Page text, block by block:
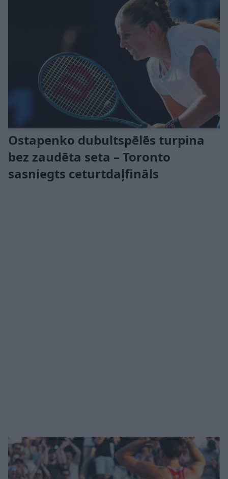
Ostapenko dubultspēlēs turpina
bez zaudēta seta – Toronto
sasniegts ceturtdaļfināls